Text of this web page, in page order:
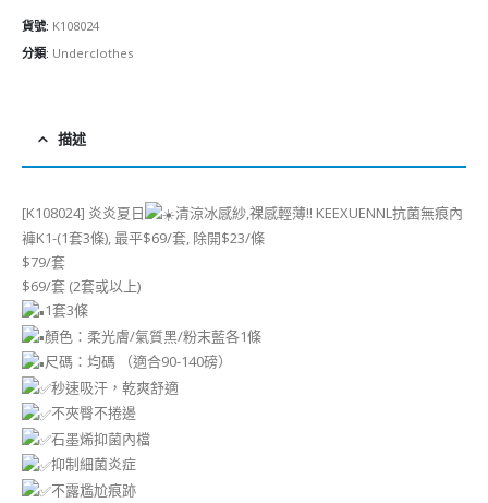
貨號: K108024
分類: Underclothes
描述
[K108024] 炎炎夏日
清涼冰感紗,祼感輕薄!! KEEXUENNL抗菌無痕內
褲K1-(1套3條), 最平$69/套, 除開$23/條
$79/套
$69/套 (2套或以上)
1套3條
顏色：柔光膚/氣質黑/粉末藍各1條
尺碼：均碼 （適合90-140磅）
秒速吸汗，乾爽舒適
不夾臀不捲邊
石墨烯抑菌內檔
抑制細菌炎症
不露尷尬痕跡